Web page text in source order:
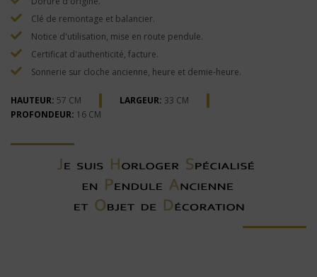
Clé de remontage et balancier.
Notice d'utilisation, mise en route pendule.
Certificat d'authenticité, facture.
Sonnerie sur cloche ancienne, heure et demie-heure.
HAUTEUR: 57 CM LARGEUR: 33 CM
PROFONDEUR: 16 CM